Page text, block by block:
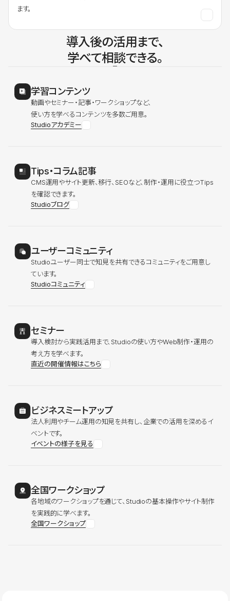
ます。
導入後の活用まで、
学べて相談できる。
学習コンテンツ
動画やセミナー・記事・ワークショップなど、
使い方を学べるコンテンツを多数ご用意。
Studioアカデミー
Tips・コラム記事
CMS運用やサイト更新、移行、SEOなど、制作・運用に役立つTips
を確認できます。
Studioブログ
ユーザーコミュニティ
Studioユーザー同士で知見を共有できるコミュニティをご用意し
ています。
Studioコミュニティ
セミナー
導入検討から実践活用まで、Studioの使い方やWeb制作・運用の
考え方を学べます。
直近の開催情報はこちら
ビジネスミートアップ
法人利用やチーム運用の知見を共有し、企業での活用を深めるイ
ベントです。
イベントの様子を見る
全国ワークショップ
各地域のワークショップを通じて、Studioの基本操作やサイト制作
を実践的に学べます。
全国ワークショップ